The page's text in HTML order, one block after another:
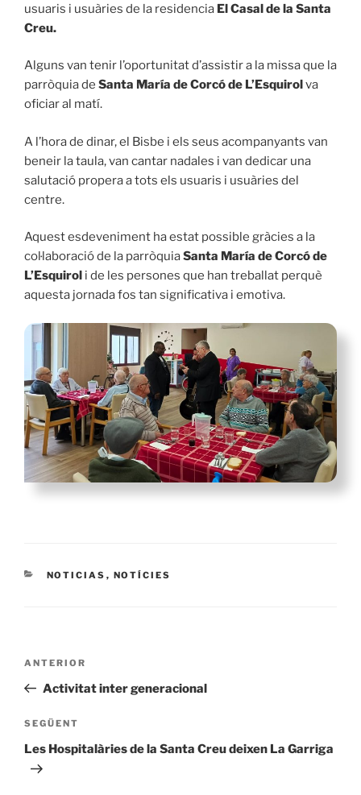
usuaris i usuàries de la residencia El Casal de la Santa
Creu.
Alguns van tenir l’oportunitat d’assistir a la missa que la
parròquia de Santa María de Corcó de L’Esquirol va
oficiar al matí.
A l’hora de dinar, el Bisbe i els seus acompanyants van
beneir la taula, van cantar nadales i van dedicar una
salutació propera a tots els usuaris i usuàries del
centre.
Aquest esdeveniment ha estat possible gràcies a la
col·laboració de la parròquiaSanta María de Corcó de
L’Esquirol i de les persones que han treballat perquè
aquesta jornada fos tan significativa i emotiva.
CATEGORIES
NOTICIAS , NOTÍCIES
Navegació
Entrada
anterior
ANTERIOR
Activitat inter generacional
Entrada
següent
SEGÜENT
Les Hospitalàries de la Santa Creu deixen La Garriga